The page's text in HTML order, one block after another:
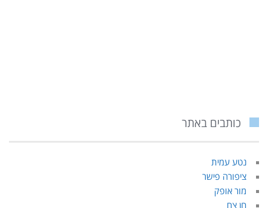
כותבים באתר
נטע עמית
ציפורה פישר
מור אופק
חן צח